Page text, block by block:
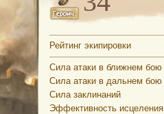
Рейтинг экипировки
Сила атаки в ближнем бою
Сила атаки в дальнем бою
Сила заклинаний
Эффективность исцеления